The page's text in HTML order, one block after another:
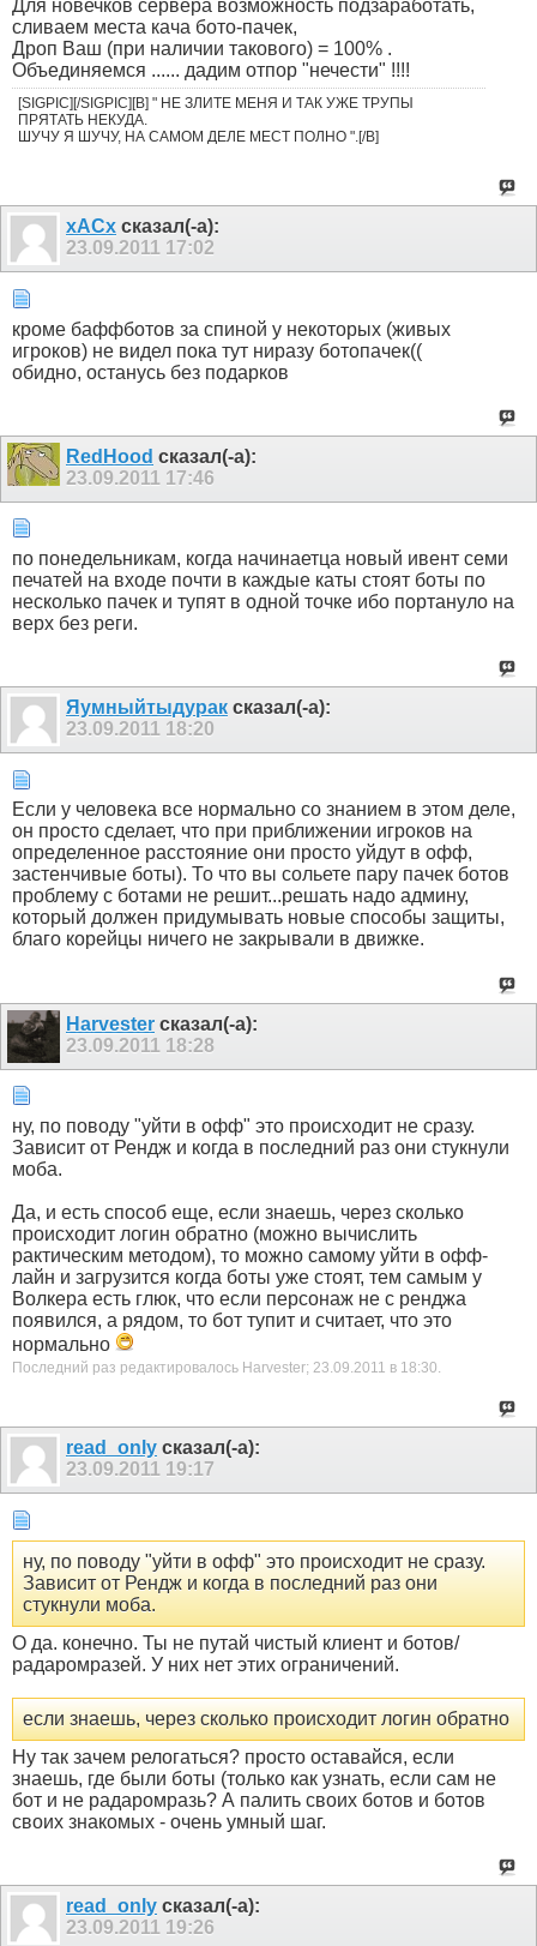
Для новечков сервера возможность подзаработать,
сливаем места кача бото-пачек,
Дроп Ваш (при наличии такового) = 100% .
Объединяемся ...... дадим отпор "нечести" !!!!
[SIGPIC][/SIGPIC][B] " НЕ ЗЛИТЕ МЕНЯ И ТАК УЖЕ ТРУПЫ
ПРЯТАТЬ НЕКУДА.
ШУЧУ Я ШУЧУ, НА САМОМ ДЕЛЕ МЕСТ ПОЛНО ".[/B]
xACx сказал(-а):
23.09.2011 17:02
кроме баффботов за спиной у некоторых (живых
игроков) не видел пока тут ниразу ботопачек((
обидно, останусь без подарков
RedHood сказал(-а):
23.09.2011 17:46
по понедельникам, когда начинаетца новый ивент семи
печатей на входе почти в каждые каты стоят боты по
несколько пачек и тупят в одной точке ибо портануло на
верх без реги.
Яумныйтыдурак сказал(-а):
23.09.2011 18:20
Если у человека все нормально со знанием в этом деле,
он просто сделает, что при приближении игроков на
определенное расстояние они просто уйдут в офф,
застенчивые боты). То что вы сольете пару пачек ботов
проблему с ботами не решит...решать надо админу,
который должен придумывать новые способы защиты,
благо корейцы ничего не закрывали в движке.
Harvester сказал(-а):
23.09.2011 18:28
ну, по поводу "уйти в офф" это происходит не сразу.
Зависит от Рендж и когда в последний раз они стукнули
моба.
Да, и есть способ еще, если знаешь, через сколько
происходит логин обратно (можно вычислить
рактическим методом), то можно самому уйти в офф-
лайн и загрузится когда боты уже стоят, тем самым у
Волкера есть глюк, что если персонаж не с ренджа
появился, а рядом, то бот тупит и считает, что это
нормально
Последний раз редактировалось Harvester; 23.09.2011 в 18:30.
read_only сказал(-а):
23.09.2011 19:17
ну, по поводу "уйти в офф" это происходит не сразу.
Зависит от Рендж и когда в последний раз они
стукнули моба.
О да. конечно. Ты не путай чистый клиент и ботов/
радаромразей. У них нет этих ограничений.
если знаешь, через сколько происходит логин обратно
Ну так зачем релогаться? просто оставайся, если
знаешь, где были боты (только как узнать, если сам не
бот и не радаромразь? А палить своих ботов и ботов
своих знакомых - очень умный шаг.
read_only сказал(-а):
23.09.2011 19:26